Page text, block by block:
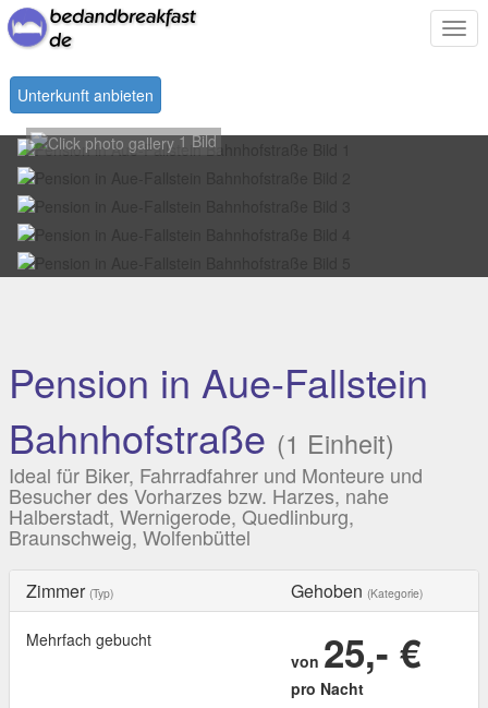
Unterkunft anbieten
1 Bild
Pension in Aue-Fallstein
Bahnhofstraße (1 Einheit)
Ideal für Biker, Fahrradfahrer und Monteure und
Besucher des Vorharzes bzw. Harzes, nahe
Halberstadt, Wernigerode, Quedlinburg,
Braunschweig, Wolfenbüttel
Zimmer (Typ) Gehoben (Kategorie)
Mehrfach gebucht
von 25,- €
pro Nacht